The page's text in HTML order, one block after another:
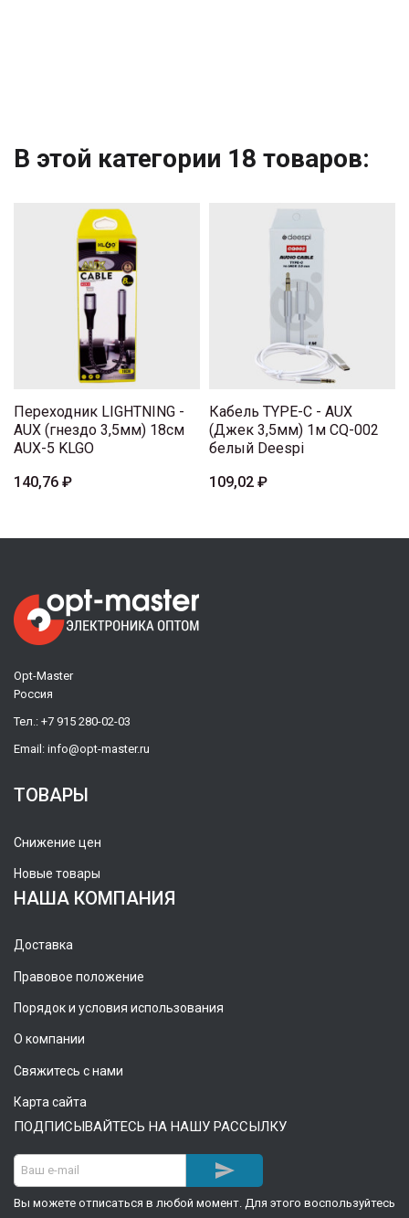
В этой категории 18 товаров:
Переходник LIGHTNING -
AUX (гнездо 3,5мм) 18см
AUX-5 KLGO
140,76 ₽
Кабель TYPE-C - AUX
(Джек 3,5мм) 1м CQ-002
белый Deespi
109,02 ₽
Opt-Master
Россия
Тел.: +7 915 280-02-03
Email: info@opt-master.ru
ТОВАРЫ
Снижение цен
Новые товары
НАША КОМПАНИЯ
Доставка
Правовое положение
Порядок и условия использования
О компании
Свяжитесь с нами
Карта сайта
ПОДПИСЫВАЙТЕСЬ НА НАШУ РАССЫЛКУ

Вы можете отписаться в любой момент. Для этого воспользуйтесь